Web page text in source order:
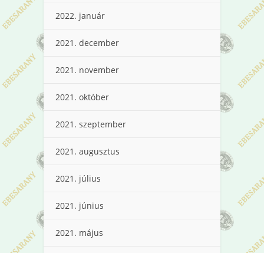
2022. január
2021. december
2021. november
2021. október
2021. szeptember
2021. augusztus
2021. július
2021. június
2021. május